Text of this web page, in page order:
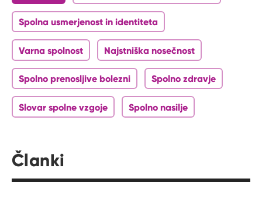
Spolna usmerjenost in identiteta
Varna spolnost Najstniška nosečnost
Spolno prenosljive bolezni Spolno zdravje
Slovar spolne vzgoje Spolno nasilje
Članki